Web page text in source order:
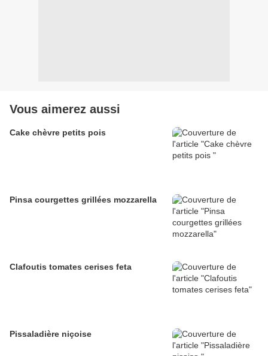
Vous aimerez aussi
Cake chèvre petits pois
Pinsa courgettes grillées mozzarella
Clafoutis tomates cerises feta
Pissaladière niçoise